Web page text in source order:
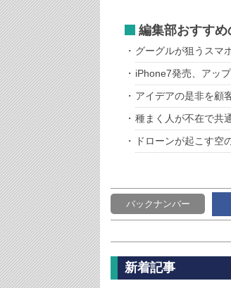
編集部おすす
グーグルが狙うスマ
iPhone7発売、アッ
アイデアの是非を顧
種まく人が不在で共
ドローンが起こす空
バックナンバー
新着記事